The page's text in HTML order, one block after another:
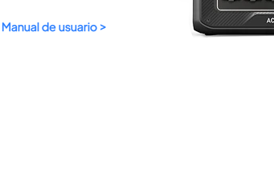
Manual de usuario >